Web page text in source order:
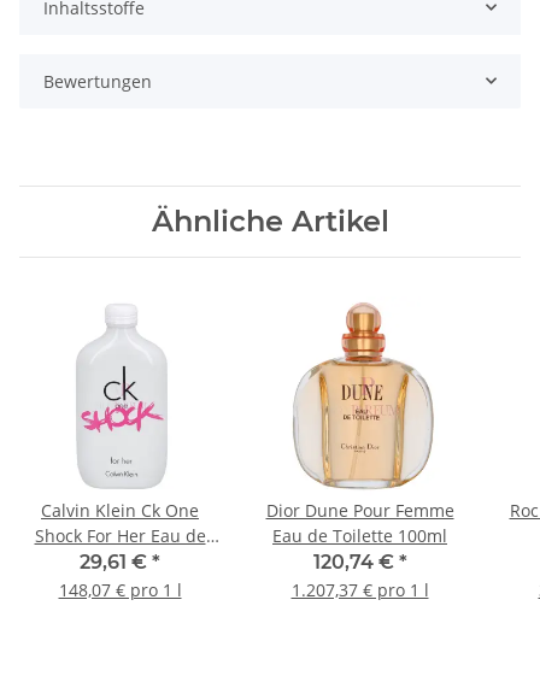
Inhaltsstoffe
Bewertungen
Ähnliche Artikel
Calvin Klein Ck One
Shock For Her Eau de
Toilette 200ml
29,61 € *
148,07 € pro 1 l
Dior Dune Pour Femme
Eau de Toilette 100ml
120,74 € *
1.207,37 € pro 1 l